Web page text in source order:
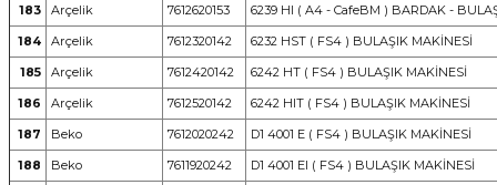
183
Arçelik 7612620153
6239 HI ( A4 - CafeBM ) BARDAK -
184
Arçelik 7612320142
6232 HST ( FS4 ) BULAŞIK MAKİNESİ
185
Arçelik 7612420142
6242 HT ( FS4 ) BULAŞIK MAKİNESİ
186
Arçelik 7612520142
6242 HIT ( FS4 ) BULAŞIK MAKİNESİ
187
Beko 7612020242
D1 4001 E ( FS4 ) BULAŞIK MAKİNESİ
188
Beko 7611920242
D1 4001 EI ( FS4 ) BULAŞIK MAKİNESİ